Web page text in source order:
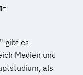
gibt es
Medien und
als